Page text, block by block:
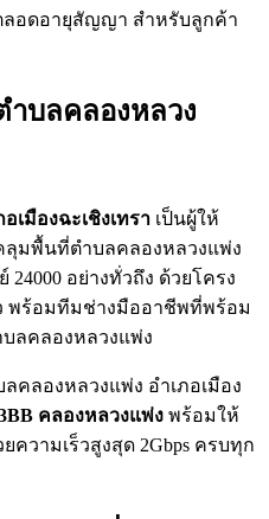
อดอายุสัญญา สำหรับลูกค้า
ำบลคลองหลวง
เมืองฉะเชิงเทรา เป็นผู้ให้
ลุมพื้นที่ตำบลคลองหลวงแพ่ง
อย่างทั่วถึง ด้วยโครง
พร้อมทีมช่างมืออาชีพที่พร้อม
ลคลองหลวงแพ่ง
ลองหลวงแพ่ง อำเภอเมือง
คลองหลวงแพ่ง พร้อมให้
ความเร็วสูงสุด 2Gbps ครบทุก